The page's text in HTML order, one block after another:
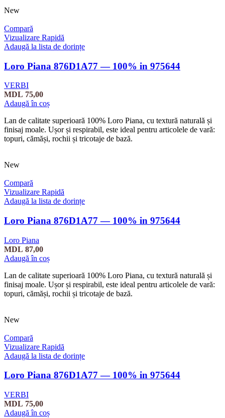
New
Compară
Vizualizare Rapidă
Adaugă la lista de dorințe
Loro Piana 876D1A77 — 100% in 975644
VERBI
MDL 75,00
Adaugă în coș
Lan de calitate superioară 100% Loro Piana, cu textură naturală și
finisaj moale. Ușor și respirabil, este ideal pentru articolele de vară:
topuri, cămăși, rochii și tricotaje de bază.
New
Compară
Vizualizare Rapidă
Adaugă la lista de dorințe
Loro Piana 876D1A77 — 100% in 975644
Loro Piana
MDL 87,00
Adaugă în coș
Lan de calitate superioară 100% Loro Piana, cu textură naturală și
finisaj moale. Ușor și respirabil, este ideal pentru articolele de vară:
topuri, cămăși, rochii și tricotaje de bază.
New
Compară
Vizualizare Rapidă
Adaugă la lista de dorințe
Loro Piana 876D1A77 — 100% in 975644
VERBI
MDL 75,00
Adaugă în coș